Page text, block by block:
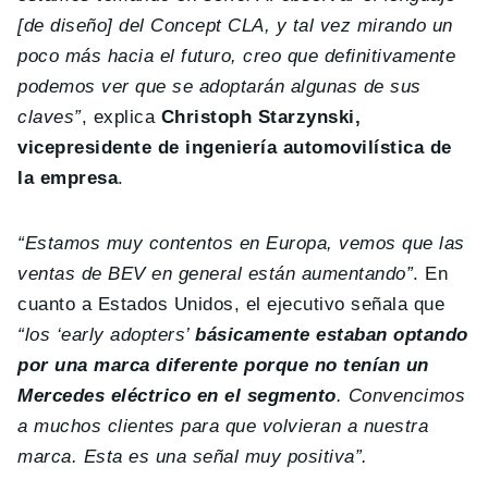
[de diseño] del Concept CLA, y tal vez mirando un
poco más hacia el futuro, creo que definitivamente
podemos ver que se adoptarán algunas de sus
claves”, explica Christoph Starzynski,
vicepresidente de ingeniería automovilística de
la empresa.
“Estamos muy contentos en Europa, vemos que las
ventas de BEV en general están aumentando”. En
cuanto a Estados Unidos, el ejecutivo señala que
“los ‘early adopters’básicamente estaban optando
por una marca diferente porque no tenían un
Mercedes eléctrico en el segmento. Convencimos
a muchos clientes para que volvieran a nuestra
marca. Esta es una señal muy positiva”.